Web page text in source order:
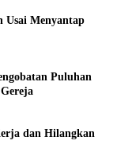
Usai Menyantap
Puluhan
dan Hilangkan